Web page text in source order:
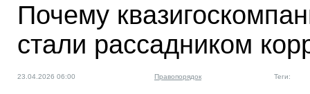
Почему
стали рассадником
23.04.2026 06:00 Правопорядок Теги: